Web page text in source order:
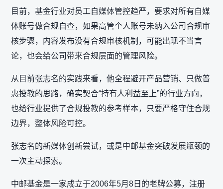
目前，基金行业对员工自媒体管控趋严，要求对所有自媒
体账号做合规自查，如果高管个人账号未纳入公司合规审
核步骤，内容发布没有合规审核机制，可能出现不当言
论，也会给公司带来合规层面的管理风险。
从目前张志名的实践来看，他全程避开产品营销、只做普
惠投教的思路，确实契合“持有人利益至上”的行业方向，
也给行业提供了合规投教的参考样本，只要严格守住合规
边界，整体风险可控。
张志名的新媒体创新尝试，或是中邮基金突破发展瓶颈的
一次主动探索。
中邮基金是一家成立于2006年5月8日的老牌公募，注册